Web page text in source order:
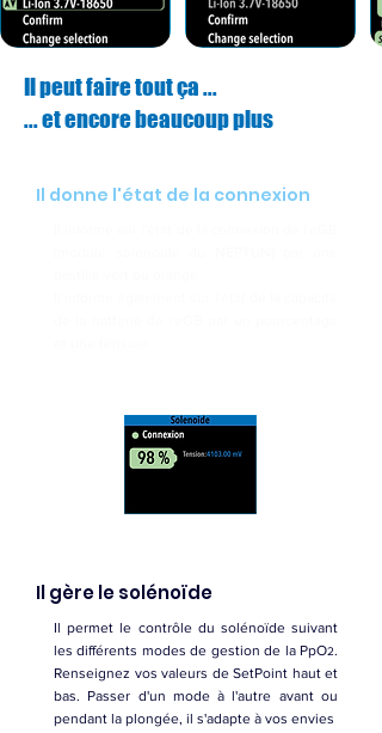
Il peut faire tout ça ...
... et encore beaucoup plus
Il donne l'état de la connexion
Il gère le solénoïde
Il permet le contrôle du solénoïde suivant
les différents modes de gestion de la PpO2.
Renseignez vos valeurs de SetPoint haut et
bas. Passer d'un mode à l'autre avant ou
pendant la plongée, il s'adapte à vos envies